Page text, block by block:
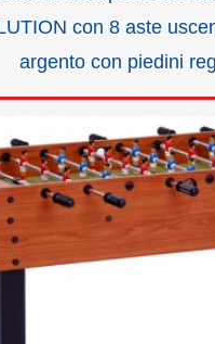
con 8 aste
argento con piedini